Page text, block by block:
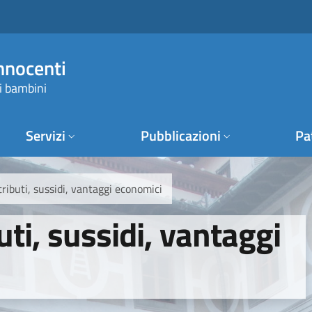
bambini
Servizi Pubblicazioni
sussidi, vantaggi economici
sussidi, vantaggi